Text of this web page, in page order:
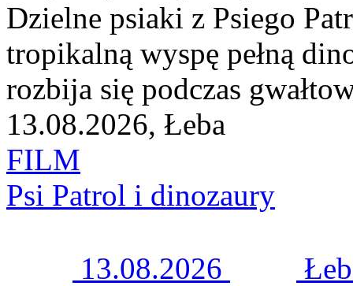
Dzielne psiaki z Psiego
tropikalną wyspę pełną
rozbija się podczas
13.08.2026, Łeba
FILM
Psi Patrol i dinozaury
13.08.2026